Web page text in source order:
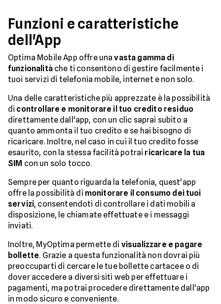
Funzioni e caratteristiche
dell'App
Optima Mobile App offre unavasta gamma di
funzionalitàche ti consentono di gestire facilmente i
tuoi servizi di telefonia mobile, internet e non solo.
Una delle caratteristiche più apprezzate è la possibilità
di controllare e monitorare il tuo credito residuo
direttamente dall'app, con un clic saprai subito a
quanto ammonta il tuo credito e se hai bisogno di
ricaricare. Inoltre, nel caso in cui il tuo credito fosse
esaurito, con la stessa facilità potrai ricaricare la tua
SIM con un solo tocco.
Sempre per quanto riguarda la telefonia, quest'app
offre la possibilità di monitorare il consumo dei tuoi
servizi, consentendoti di controllare i dati mobili a
disposizione, le chiamate effettuate e i messaggi
inviati.
Inoltre, MyOptima permette di visualizzare e pagare
bollette. Grazie a questa funzionalità non dovrai più
preoccuparti di cercare le tue bollette cartacee o di
dover accedere a diversi siti web per effettuare i
pagamenti, ma potrai procedere direttamente dall'app
in modo sicuro e conveniente.